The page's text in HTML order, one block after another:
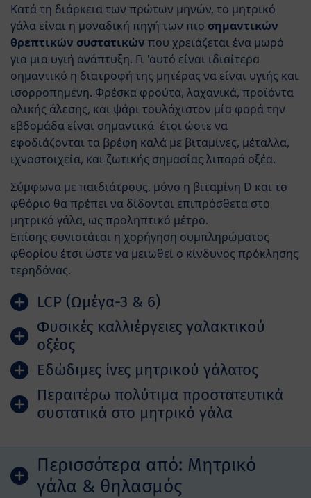
Κατά τη διάρκεια των πρώτων μηνών, το μητρικό
γάλα είναι η μοναδική πηγή των πιο σημαντικών
θρεπτικών συστατικών που χρειάζεται ένα μωρό
για μια υγιή ανάπτυξη. Γι 'αυτό είναι ιδιαίτερα
σημαντικό η διατροφή της μητέρας να είναι υγιής και
ισορροπημένη. Φρέσκα φρούτα, λαχανικά, προϊόντα
ολικής άλεσης, και ψάρι τουλάχιστον μία φορά την
εβδομάδα είναι σημαντικά έτσι ώστε να
εφοδιάζονται τα βρέφη καλά με βιταμίνες, μέταλλα,
ιχνοστοιχεία, και ζωτικής σημασίας λιπαρά οξέα.
Σύμφωνα με παιδιάτρους, μόνο η βιταμίνη D και το
φθόριο θα πρέπει να δίδονται επιπρόσθετα στο
μητρικό γάλα, ως προληπτικό μέτρο.
Επίσης συνιστάται η χορήγηση συμπληρώματος
φθορίου έτσι ώστε να μειωθεί ο κίνδυνος πρόκλησης
τερηδόνας.
LCP (Ωμέγα-3 & 6)
Φυσικές καλλιέργειες γαλακτικού
οξέος
Εδώδιμες ίνες μητρικού γάλατος
Περαιτέρω πολύτιμα προστατευτικά
συστατικά στο μητρικό γάλα
Περισσότερα από: Mητρικό
γάλα & θηλασμός